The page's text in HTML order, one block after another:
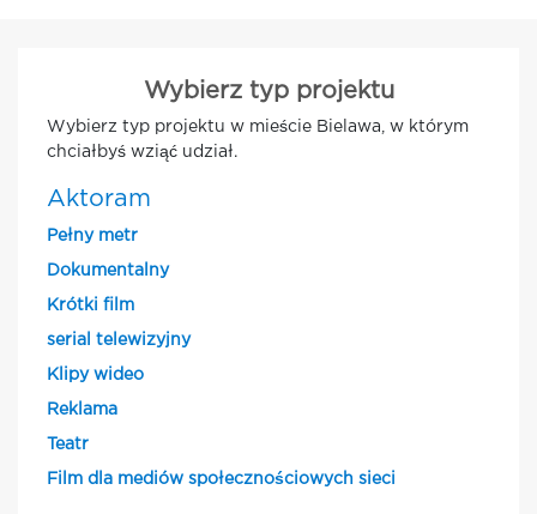
Wybierz typ projektu
Wybierz typ projektu w mieście Bielawa, w którym
chciałbyś wziąć udział.
Aktoram
Pełny metr
Dokumentalny
Krótki film
serial telewizyjny
Klipy wideo
Reklama
Teatr
Film dla mediów społecznościowych sieci